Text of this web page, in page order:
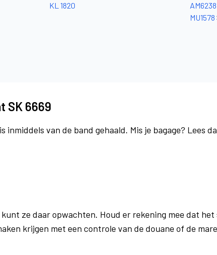
KL 1820
AM6238
MU1578
SK 6669
inmiddels van de band gehaald. Mis je bagage? Lees
ze daar opwachten. Houd er rekening mee dat
krijgen met een controle van de douane of de